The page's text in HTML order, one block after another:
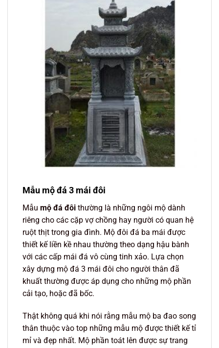
Mẫu mộ đá 3 mái đôi
Mẫu mộ đá đôi thường là những ngôi mộ dành
riêng cho các cặp vợ chồng hay người có quan hệ
ruột thịt trong gia đình. Mộ đôi đá ba mái được
thiết kế liền kề nhau thường theo dạng hậu bành
với các cấp mái đá vô cùng tinh xảo. Lựa chọn
xây dựng mộ đá 3 mái đôi cho người thân đã
khuất thường được áp dụng cho những mộ phần
cải tạo, hoặc đã bốc.
Thật không quá khi nói rằng mẫu mộ ba đao song
thân thuộc vào top những mẫu mộ được thiết kế tỉ
mỉ và đẹp nhất. Mộ phần toát lên được sự trang